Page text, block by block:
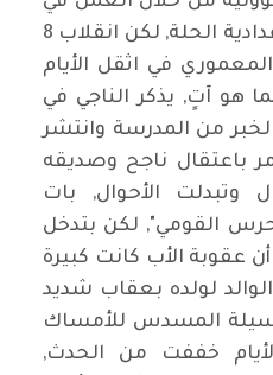
اتحاد الطلبة العام في اعدادية الحلة, لكن انقلاب 8
المعموري في اثقل الأيام
هو آتٍ, يذكر الناجي في
جاء الخبر من المدرسة وانتشر
باعتقال ناجح وصديقه
وتبدلت الأحوال, بات
القومي", لكن بتدخل
عقوبة الأب كانت كبيرة
لولده بعقاب شديد
المسدس للأمساك
خففت من الحدث,